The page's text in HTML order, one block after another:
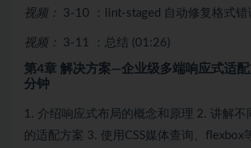
视频： 3-10 ：lint-staged 自动修复格式错
视频： 3-11 ：总结 (01:26)
第4章 解决⽅案—企业级多端响应式适
分钟
1. 介绍响应式布局的概念和原理 2. 讲解不
的适配方案 3. 使用CSS媒体查询、flexbox